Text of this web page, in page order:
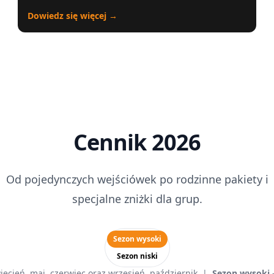
Dowiedz się więcej →
Cennik 2026
Od pojedynczych wejściówek po rodzinne pakiety i
specjalne zniżki dla grup.
Wybór sezonu cenowego
Sezon wysoki
Sezon niski